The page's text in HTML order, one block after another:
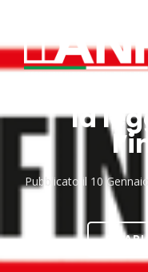
Sconto
la
Pubblicato il 10